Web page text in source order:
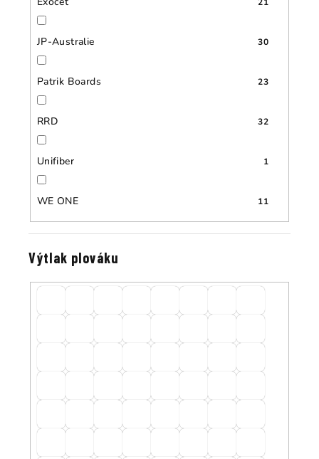
JP-Australie 30
Patrik Boards 23
RRD 32
Unifiber 1
WE ONE 11
Výtlak plováku